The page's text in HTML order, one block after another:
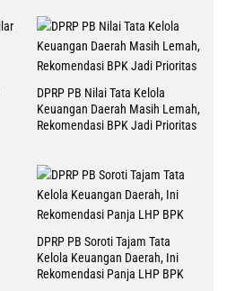
DPRP PB Nilai Tata Kelola
Keuangan Daerah Masih Lemah,
Rekomendasi BPK Jadi Prioritas
DPRP PB Soroti Tajam Tata
Kelola Keuangan Daerah, Ini
Rekomendasi Panja LHP BPK